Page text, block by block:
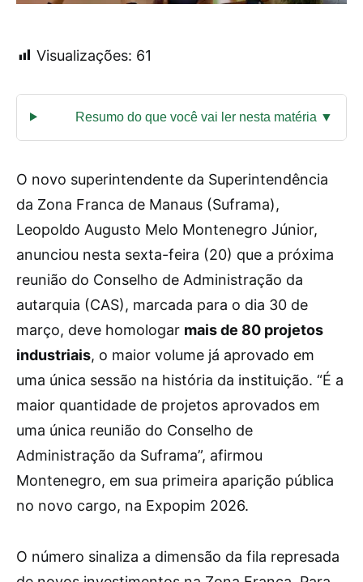
Visualizações: 61
O novo superintendente da Superintendência
da Zona Franca de Manaus (Suframa),
Leopoldo Augusto Melo Montenegro Júnior,
anunciou nesta sexta-feira (20) que a próxima
reunião do Conselho de Administração da
autarquia (CAS), marcada para o dia 30 de
março, deve homologar mais de 80 projetos
industriais, o maior volume já aprovado em
uma única sessão na história da instituição. “É a
maior quantidade de projetos aprovados em
uma única reunião do Conselho de
Administração da Suframa”, afirmou
Montenegro, em sua primeira aparição pública
no novo cargo, na Expopim 2026.
O número sinaliza a dimensão da fila represada